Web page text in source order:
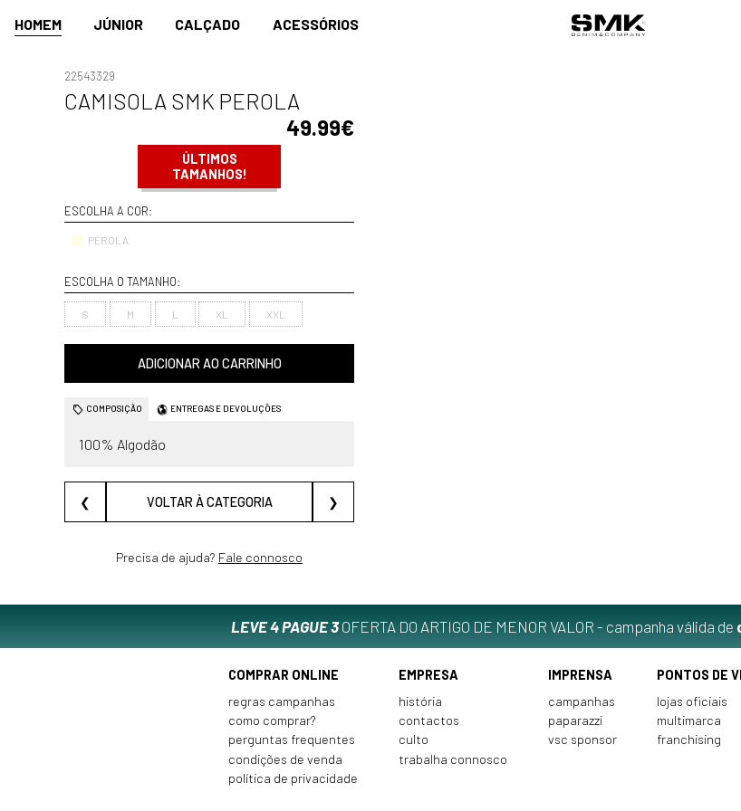
HOMEM JÚNIOR CALÇADO ACESSÓRIOS
22543329
CAMISOLA SMK PEROLA
49.99€
ÚLTIMOS
TAMANHOS!
ESCOLHA A COR:
PÉROLA
ESCOLHA O TAMANHO:
S M L XL XXL
ADICIONAR AO CARRINHO
COMPOSIÇÃO ENTREGAS E DEVOLUÇÕES
100% Algodão
❮ VOLTAR À CATEGORIA ❯
Precisa de ajuda? Fale connosco
LEVE 4 PAGUE 3OFERTA DO ARTIGO DE MENOR VALOR - campanha válida de
COMPRAR ONLINE
regras campanhas
como comprar?
perguntas frequentes
condições de venda
política de privacidade
EMPRESA
história
contactos
culto
trabalha connosco
IMPRENSA
campanhas
paparazzi
vsc sponsor
PONTOS DE
lojas oficiais
multimarca
franchising